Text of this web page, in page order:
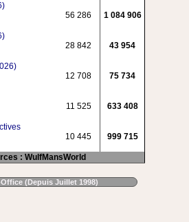
56 286 1 084 906
28 842 43 954
12 708 75 734
11 525 633 408
10 445 999 715
: WulfMansWorld
(Depuis Juillet 1998)